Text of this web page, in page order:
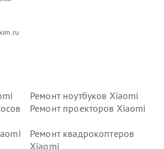
Ремонт ноутбуков Xiaomi
Ремонт проекторов Xiaomi
Ремонт квадрокоптеров
Xiaomi